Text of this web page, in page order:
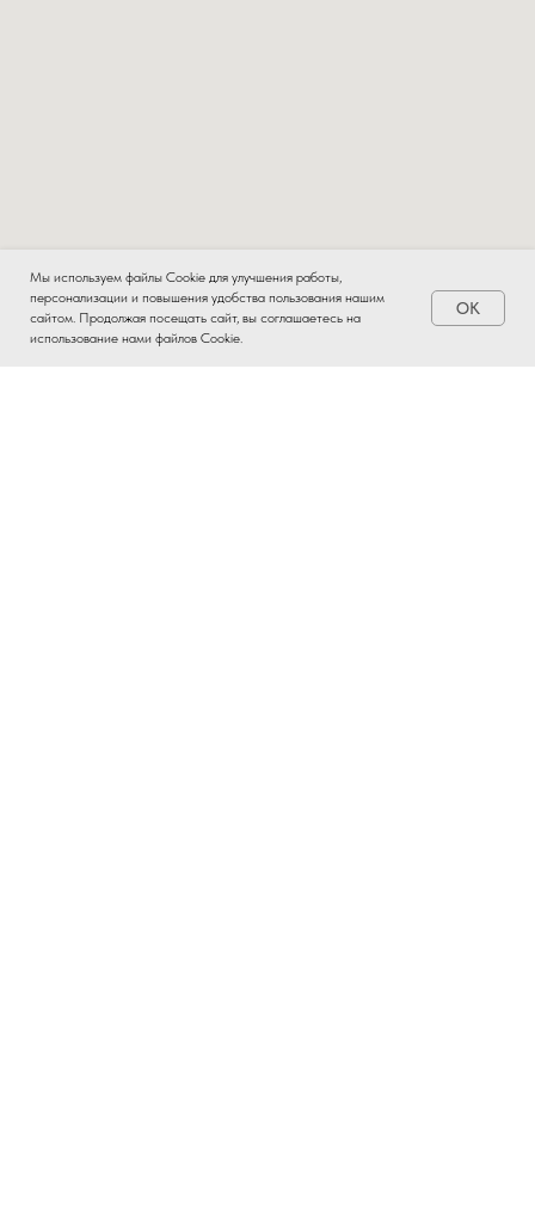
Мы используем файлы Cookie для улучшения работы,
персонализации и повышения удобства пользования нашим
сайтом. Продолжая посещать сайт, вы соглашаетесь на
использование нами файлов Cookie.
OK